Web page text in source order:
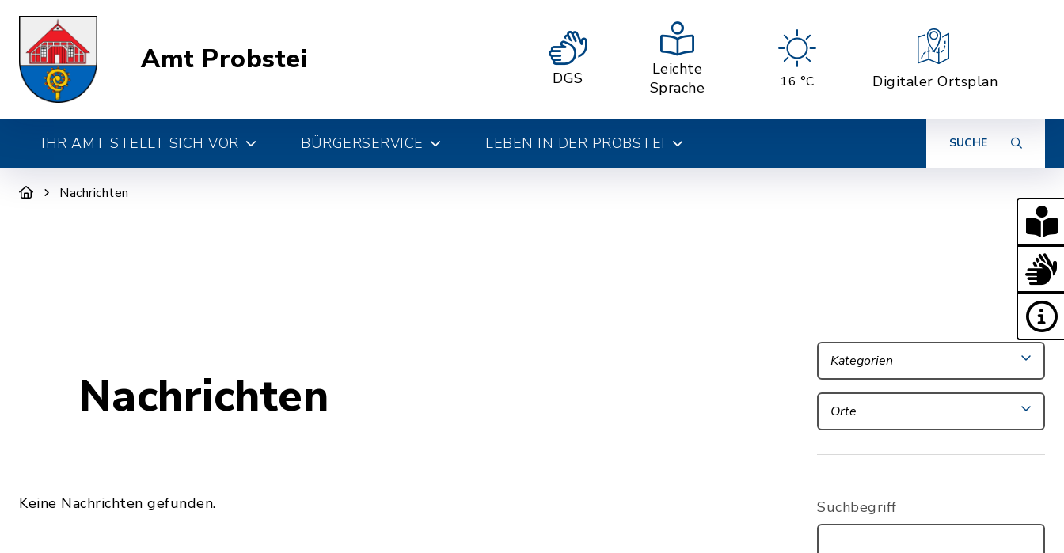
Amt Probstei
DGS
Leichte
Sprache
16 °C Digitaler Ortsplan
IHR AMT STELLT SICH VOR BÜRGERSERVICE LEBEN IN DER PROBSTEI SUCHE
Nachrichten
Nachrichten
Keine Nachrichten gefunden.
Kategorien
Orte
Suchbegriff